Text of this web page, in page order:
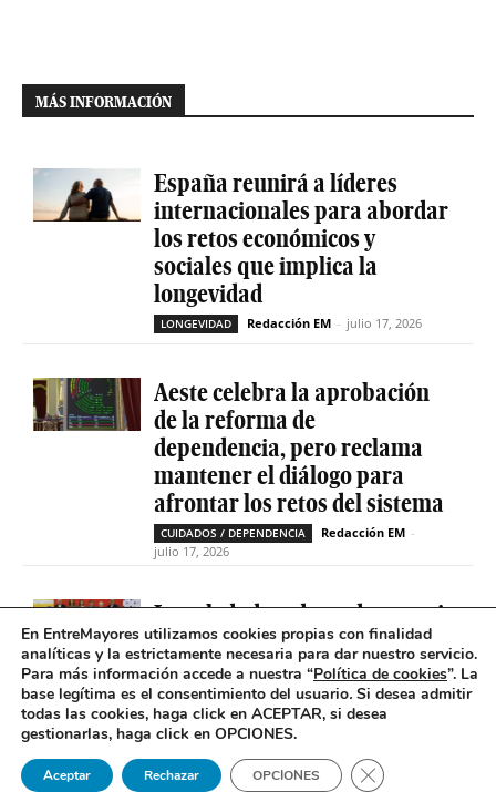
MÁS INFORMACIÓN
España reunirá a líderes
internacionales para abordar
los retos económicos y
sociales que implica la
longevidad
LONGEVIDAD Redacción EM - julio 17, 2026
Aeste celebra la aprobación
de la reforma de
dependencia, pero reclama
mantener el diálogo para
afrontar los retos del sistema
CUIDADOS / DEPENDENCIA Redacción EM -
julio 17, 2026
La soledad no deseada es casi
cinco veces superior entre
personas que tienen
problemas de salud mental
SOLEDAD NO DESEADA Redacción EM
julio 16, 2026
En EntreMayores utilizamos cookies propias con finalidad
analíticas y la estrictamente necesaria para dar nuestro servicio.
Para más información accede a nuestra “Política de cookies”. La
base legítima es el consentimiento del usuario. Si desea admitir
todas las cookies, haga click en ACEPTAR, si desea
gestionarlas, haga click en OPCIONES.
Aceptar Rechazar OPCIONES Cerrar el banner